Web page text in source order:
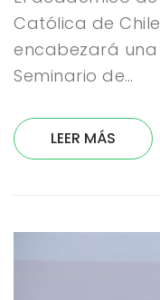
Católica de
encabezará una
Seminario de…
LEER MÁS